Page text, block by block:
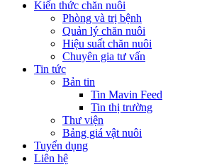
Kiến thức chăn nuôi
Phòng và trị bệnh
Quản lý chăn nuôi
Hiệu suất chăn nuôi
Chuyên gia tư vấn
Tin tức
Bản tin
Tin Mavin Feed
Tin thị trường
Thư viện
Bảng giá vật nuôi
Tuyển dụng
Liên hệ